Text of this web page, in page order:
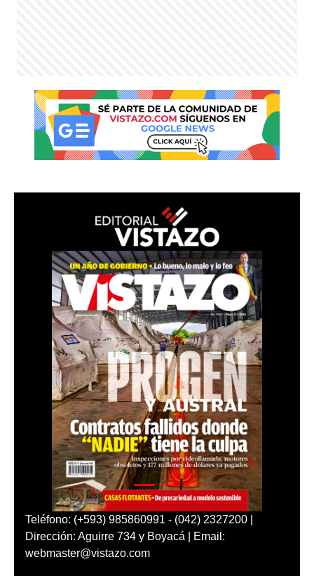
Teléfono: (+593) 985860991 - (042) 2327200 |
Dirección: Aguirre 734 y Boyacá | Email:
webmaster@vistazo.com